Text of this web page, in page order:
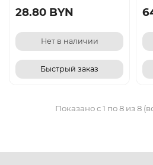
28.80 BYN
Нет в наличии
Быстрый заказ
Показано с 1 по 8 из 8